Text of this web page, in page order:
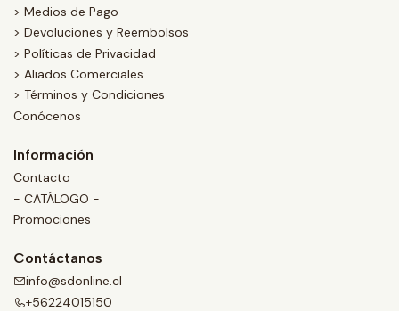
> Medios de Pago
> Devoluciones y Reembolsos
> Políticas de Privacidad
> Aliados Comerciales
> Términos y Condiciones
Conócenos
Información
Contacto
- CATÁLOGO -
Promociones
Contáctanos
info@sdonline.cl
+56224015150